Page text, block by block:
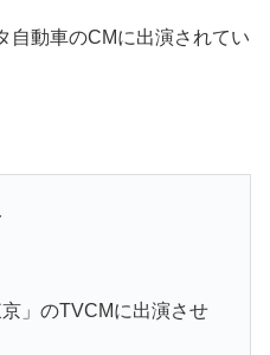
自動車のCMに出演されてい
」のTVCMに出演させ